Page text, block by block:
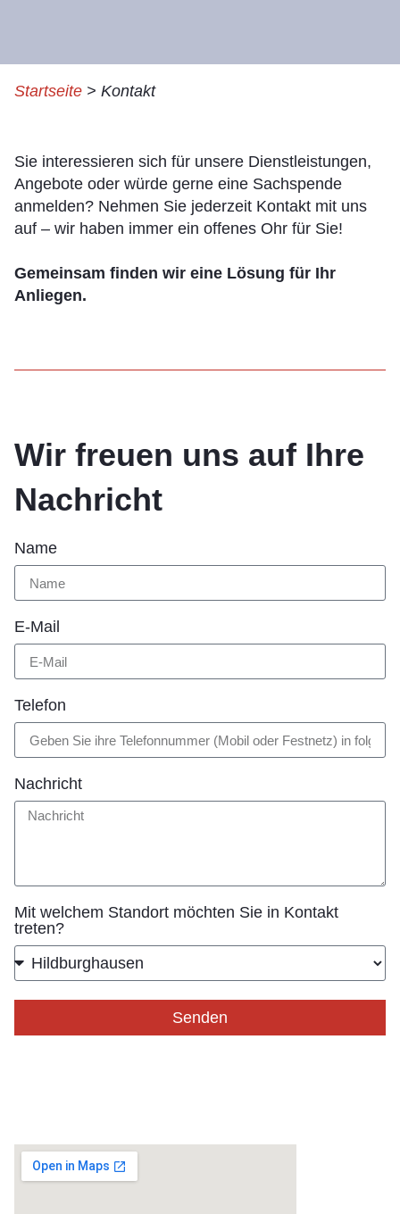
Startseite > Kontakt
Sie interessieren sich für unsere Dienstleistungen,
Angebote oder würde gerne eine Sachspende
anmelden? Nehmen Sie jederzeit Kontakt mit uns
auf – wir haben immer ein offenes Ohr für Sie!
Gemeinsam finden wir eine Lösung für Ihr
Anliegen.
Wir freuen uns auf Ihre
Nachricht
Name
E-Mail
Telefon
Nachricht
Mit welchem Standort möchten Sie in Kontakt
treten?
Senden